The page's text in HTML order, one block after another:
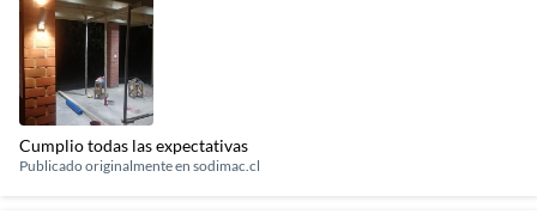
Cumplio todas las expectativas
Publicado originalmente en sodimac.cl